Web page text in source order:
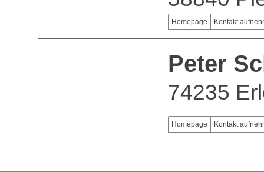
Homepage Kontakt
Peter
74235
Homepage Kontakt